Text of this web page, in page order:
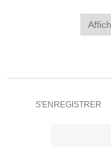
S'ENREGISTRER